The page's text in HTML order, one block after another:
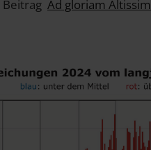
Beitrag Ad gloriam